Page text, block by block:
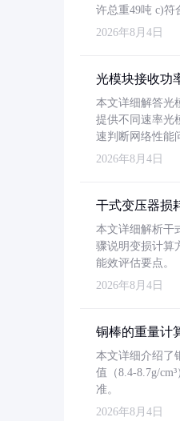
许总重49吨 c)
2026年8月4日
光模块接收功
本文详细解答光
提供不同速率光
速判断网络性能
2026年8月4日
干式变压器损
本文详细解析干
骤说明变损计算
能效评估要点。
2026年8月4日
铜棒的重量计
本文详细介绍了
值（8.4-8.7g/
准。
2026年8月4日